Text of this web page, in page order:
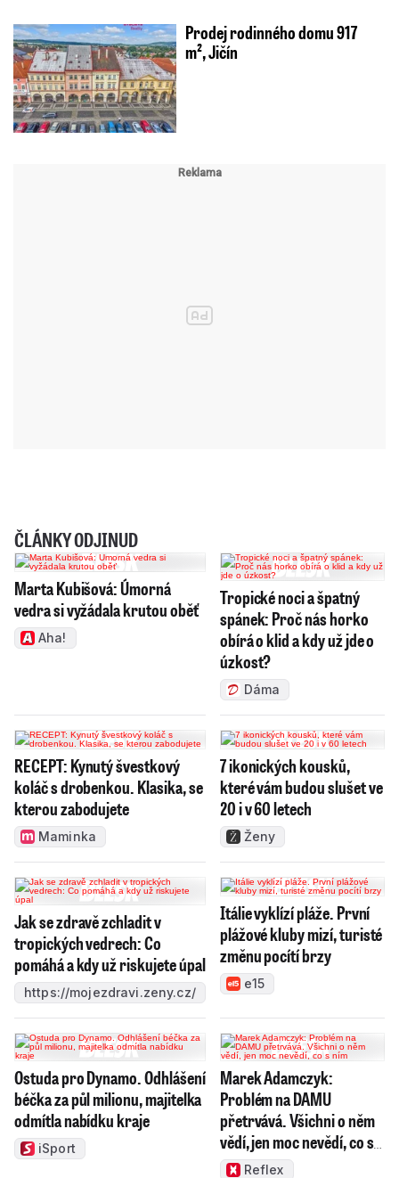
Prodej rodinného domu 917
m², Jičín
ČLÁNKY ODJINUD
Marta Kubišová: Úmorná
vedra si vyžádala krutou oběť
Aha!
Tropické noci a špatný
spánek: Proč nás horko
obírá o klid a kdy už jde o
úzkost?
Dáma
RECEPT: Kynutý švestkový
koláč s drobenkou. Klasika, se
kterou zabodujete
Maminka
7 ikonických kousků,
které vám budou slušet ve
20 i v 60 letech
Ženy
Jak se zdravě zchladit v
tropických vedrech: Co
pomáhá a kdy už riskujete úpal
https://mojezdravi.zeny.cz/
Itálie vyklízí pláže. První
plážové kluby mizí, turisté
změnu pocítí brzy
e15
Ostuda pro Dynamo. Odhlášení
béčka za půl milionu, majitelka
odmítla nabídku kraje
iSport
Marek Adamczyk:
Problém na DAMU
přetrvává. Všichni o něm
vědí, jen moc nevědí, co s
nímReflex